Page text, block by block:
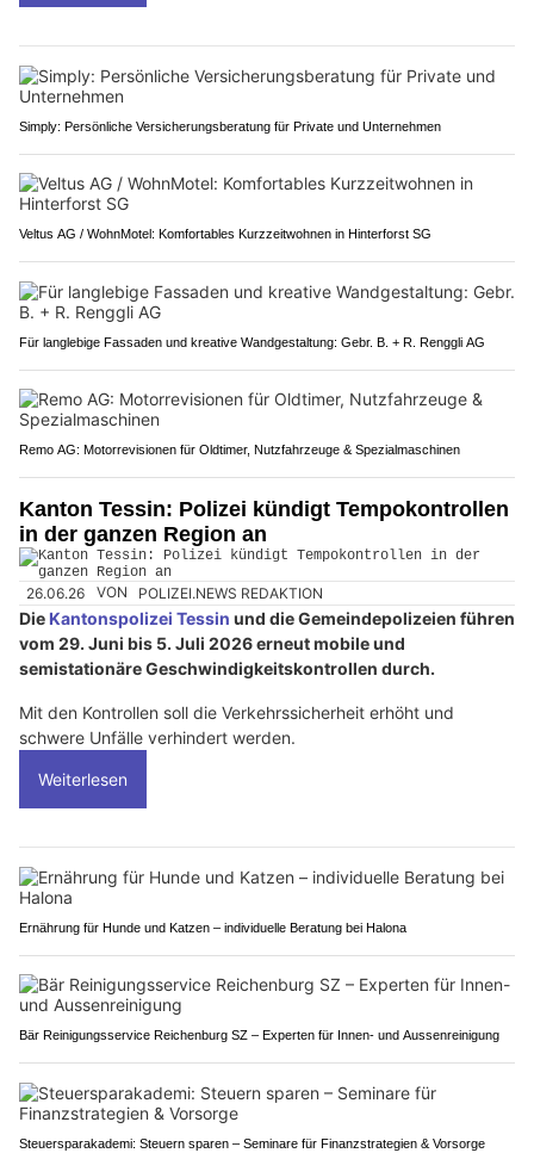
Simply: Persönliche Versicherungsberatung für Private und Unternehmen
Veltus AG / WohnMotel: Komfortables Kurzzeitwohnen in Hinterforst SG
Für langlebige Fassaden und kreative Wandgestaltung: Gebr. B. + R. Renggli AG
Remo AG: Motorrevisionen für Oldtimer, Nutzfahrzeuge & Spezialmaschinen
Kanton Tessin: Polizei kündigt Tempokontrollen
in der ganzen Region an
26.06.26 VON POLIZEI.NEWS REDAKTION
Die Kantonspolizei Tessin und die Gemeindepolizeien führen
vom 29. Juni bis 5. Juli 2026 erneut mobile und
semistationäre Geschwindigkeitskontrollen durch.
Mit den Kontrollen soll die Verkehrssicherheit erhöht und
schwere Unfälle verhindert werden.
Weiterlesen
Ernährung für Hunde und Katzen – individuelle Beratung bei Halona
Bär Reinigungsservice Reichenburg SZ – Experten für Innen- und Aussenreinigung
Steuersparakademi: Steuern sparen – Seminare für Finanzstrategien & Vorsorge